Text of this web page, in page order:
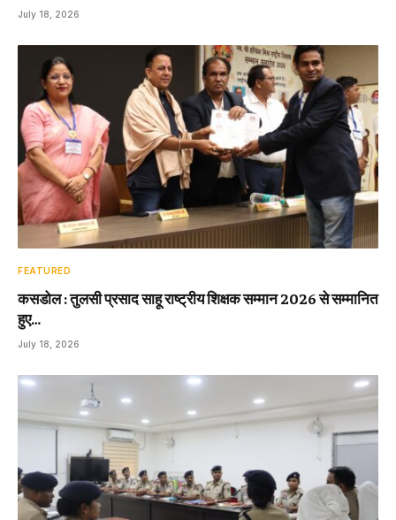
July 18, 2026
FEATURED
कसडोल : तुलसी प्रसाद साहू राष्ट्रीय शिक्षक सम्मान 2026 से सम्मानित
हुए…
July 18, 2026